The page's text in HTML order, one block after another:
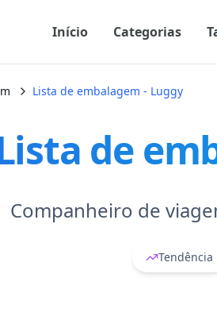
Início Categorias
Lista de embalagem - Luggy
de
Companheiro de
Tendência